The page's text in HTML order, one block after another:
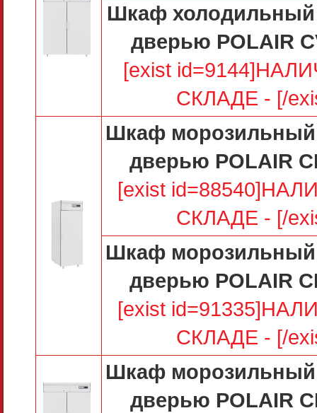
Шкаф холодильный
дверью POLAIR
[exist
СКЛАДЕ - [/
Шкаф морозильный
дверью POLAIR
[exist
СКЛАДЕ - [/
Шкаф морозильный
дверью POLAIR
[exist
СКЛАДЕ - [/
Шкаф морозильный
дверью POLAIR